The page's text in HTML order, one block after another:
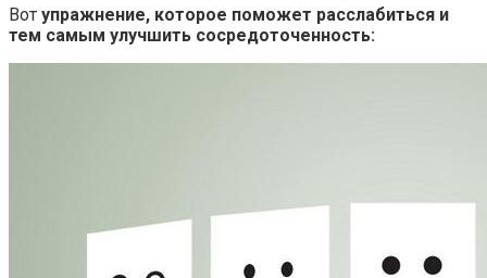
Вот упражнение, которое поможет расслабиться и
тем самым улучшить сосредоточенность: